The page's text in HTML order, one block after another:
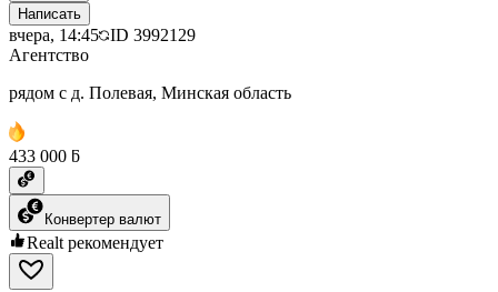
Написать
вчера, 14:45 ID 3992129
Агентство
рядом с д. Полевая, Минская область
433 000 ƃ
Конвертер валют
Realt рекомендует